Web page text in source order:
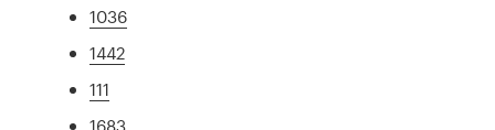
1036
1442
111
1683